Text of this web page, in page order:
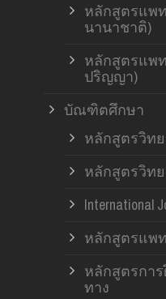
หลักสูตรแพ
นานาชาติ)
หลักสูตรแพ
ปริญญา)
บัณฑิตศึกษา
หลักสูตรวิท
หลักสูตรวิท
International
หลักสูตรแพ
หลักสูตรกา
ทาง